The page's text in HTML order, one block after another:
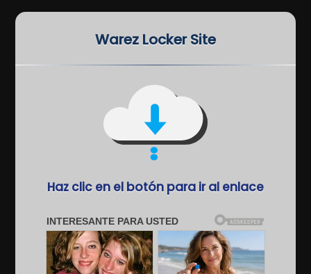
Warez Locker Site
Haz clic en el botón para ir al enlace